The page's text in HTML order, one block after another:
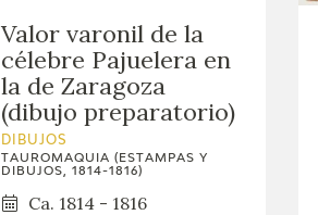
GOYA EN
PREMIO
Valor varonil de la
célebre Pajuelera en
la de Zaragoza
(dibujo preparatorio)
DIBUJOS
TAUROMAQUIA (ESTAMPAS Y
DIBUJOS, 1814-1816)
Ca. 1814 - 1816